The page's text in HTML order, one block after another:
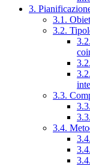
3.
3.1.
3.2.
3.3.
3.4.